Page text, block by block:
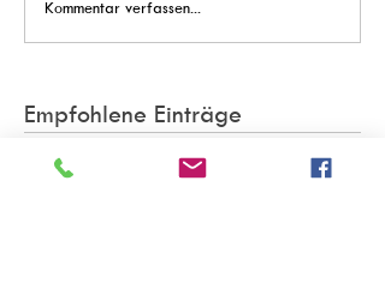
Kommentar verfassen...
Empfohlene Einträge